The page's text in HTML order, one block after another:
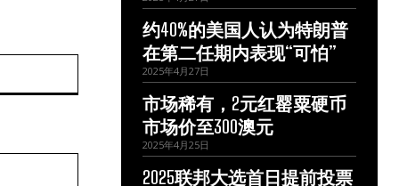
约40%的美国人认为特朗普
在第二任期内表现“可怕”
2025年4月27日
市场稀有，2元红罂粟硬币
市场价至300澳元
2025年4月25日
2025联邦大选首日提前投票